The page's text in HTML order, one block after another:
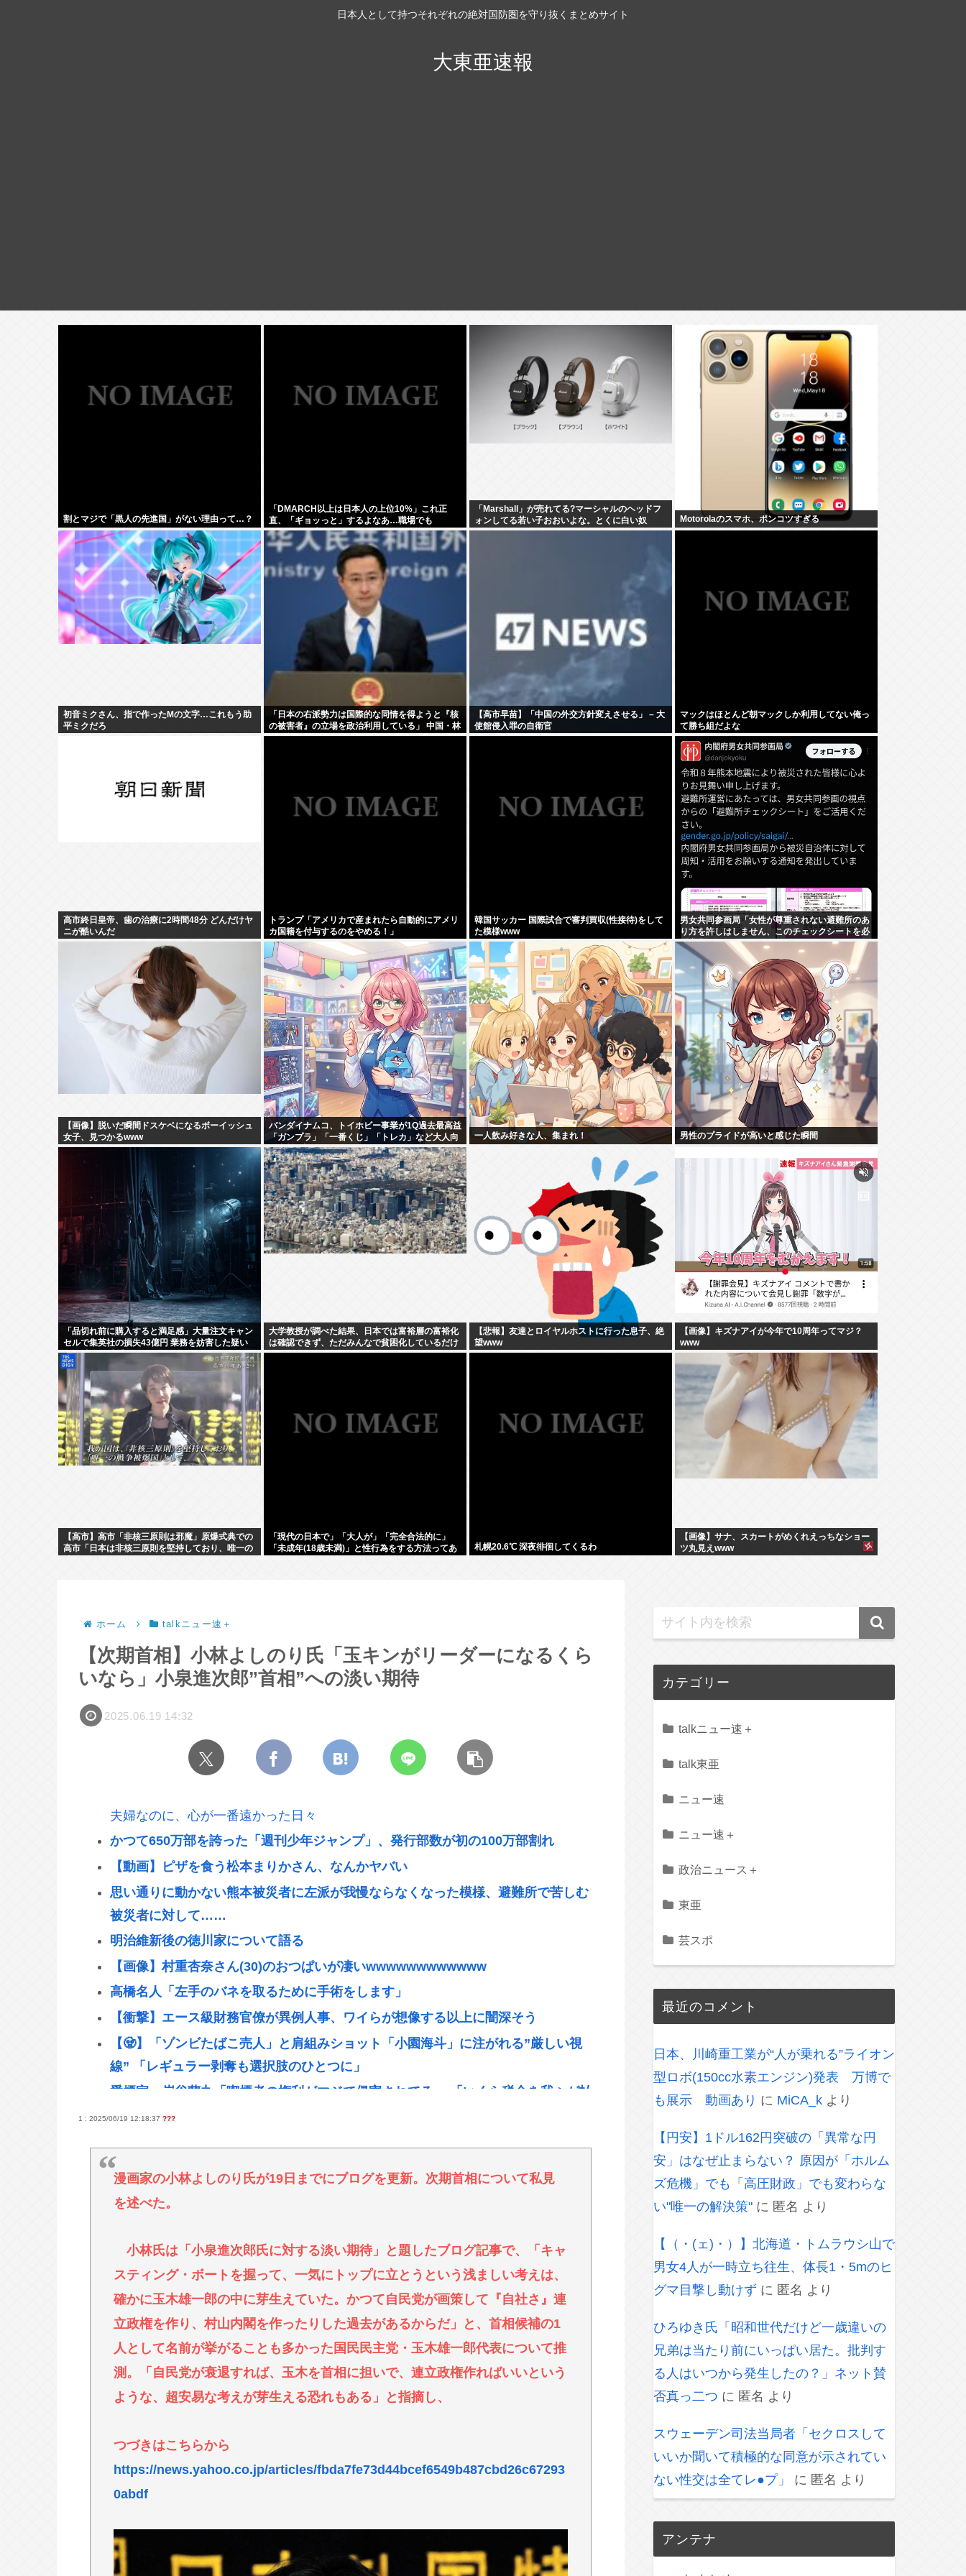
日本人として持つそれぞれの絶対国防圏を守り抜くまとめサイト
大東亜速報
割とマジで「黒人の先進国」がない理由って…？
「DMARCH以上は日本人の上位10%」これ正
直、「ギョッっと」するよなあ…職場でも
MARCH同以下の低学歴とかあんまり観ない
「Marshall」が売れてる?マーシャルのヘッドフ
ォンしてる若い子おおいよな。とくに白い奴
Motorolaのスマホ、ポンコツすぎる
初音ミクさん、指で作ったMの文字…これもう助
平ミクだろ
「日本の右派勢力は国際的な同情を得ようと『核
の被害者』の立場を政治利用している」 中国・林
剣副報道局長
【高市早苗】「中国の外交方針変えさせる」 – 大
使館侵入罪の自衛官
マックはほとんど朝マックしか利用してない俺っ
て勝ち組だよな
高市終日皇帝、歯の治療に2時間48分 どんだけヤ
ニが酷いんだ
トランプ「アメリカで産まれたら自動的にアメリ
カ国籍を付与するのをやめる！」
韓国サッカー 国際試合で審判買収(性接待)をして
た模様www
男女共同参画局「女性が尊重されない避難所のあ
り方を許しはしません、このチェックシートを必
ず遵守してください」
【画像】脱いだ瞬間ドスケベになるボーイッシュ
女子、見つかるwww
バンダイナムコ、トイホビー事業が1Q過去最高益
「ガンプラ」「一番くじ」「トレカ」など大人向
け商材好調で
一人飲み好きな人、集まれ！ 男性のプライドが高いと感じた瞬間
「品切れ前に購入すると満足感」大量注文キャン
セルで集英社の損失43億円 業務を妨害した疑い
で32歳女を逮捕
大学教授が調べた結果、日本では富裕層の富裕化
は確認できず、ただみんなで貧困化しているだけ
だった
【悲報】友達とロイヤルホストに行った息子、絶
望www
【画像】キズナアイが今年で10周年ってマジ？
www
【高市】高市「非核三原則は邪魔」原爆式典での
高市「日本は非核三原則を堅持しており、唯一の
「現代の日本で」「大人が」「完全合法的に」
「未成年(18歳未満)」と性行為をする方法ってあ
札幌20.6℃ 深夜徘徊してくるわ
【画像】サナ、スカートがめくれえっちなショー
ツ丸見えwww
ホーム talkニュー速＋
【次期首相】小林よしのり氏「玉キンがリーダーになるくら
いなら」小泉進次郎”首相”への淡い期待
2025.06.19 14:32
夫婦なのに、心が一番遠かった日々
かつて650万部を誇った「週刊少年ジャンプ」、発行部数が初の100万部割れ
【動画】ピザを食う松本まりかさん、なんかヤバい
思い通りに動かない熊本被災者に左派が我慢ならなくなった模様、避難所で苦しむ
被災者に対して……
明治維新後の徳川家について語る
【画像】村重杏奈さん(30)のおつぱいが凄いwwwwwwwwwwww
高橋名人「左手のバネを取るために手術をします」
【衝撃】エース級財務官僚が異例人事、ワイらが想像する以上に闇深そう
【🧟】「ゾンビたばこ売人」と肩組みショット「小園海斗」に注がれる”厳しい視
線” 「レギュラー剥奪も選択肢のひとつに」
愛煙家・岸谷蘭丸「喫煙者の権利がマジで侵害されてる」 「いくら税金を我々が払
ってるんだと」
被児童搾取センター」から情報提供があり捜査
財務省のエース、左遷
【画像】海外女コスプレイヤーさん、スタイルの良さで日本人を圧倒してしまう
【高市】 糖尿病内科クリニック、待合室に『ドカ食いダイスキ！もちづきさん』を
Powered by livedoor 相互RSS
1 : 2025/06/19 12:18:37 ???
漫画家の小林よしのり氏が19日までにブログを更新。次期首相について私見
を述べた。
小林氏は「小泉進次郎氏に対する淡い期待」と題したブログ記事で、「キャ
スティング・ボートを握って、一気にトップに立とうという浅ましい考えは、
確かに玉木雄一郎の中に芽生えていた。かつて自民党が画策して『自社さ』連
立政権を作り、村山内閣を作ったりした過去があるからだ」と、首相候補の1
人として名前が挙がることも多かった国民民主党・玉木雄一郎代表について推
測。「自民党が衰退すれば、玉木を首相に担いで、連立政権作ればいいという
ような、超安易な考えが芽生える恐れもある」と指摘し、
つづきはこちらから
https://news.yahoo.co.jp/articles/fbda7fe73d44bcef6549b487cbd26c67293
0abdf
カテゴリー
talkニュー速＋
talk東亜
ニュー速
ニュー速＋
政治ニュース＋
東亜
芸スポ
最近のコメント
日本、川崎重工業が“人が乗れる”ライオン
型ロボ(150cc水素エンジン)発表 万博で
も展示 動画あり に MiCA_k より
【円安】1ドル162円突破の「異常な円
安」はなぜ止まらない？ 原因が「ホルム
ズ危機」でも「高圧財政」でも変わらな
い"唯一の解決策" に 匿名 より
【（・(ェ)・）】北海道・トムラウシ山で
男女4人が一時立ち往生、体長1・5mのヒ
グマ目撃し動けず に 匿名 より
ひろゆき氏「昭和世代だけど一歳違いの
兄弟は当たり前にいっぱい居た。批判す
る人はいつから発生したの？」ネット賛
否真っ二つ に 匿名 より
スウェーデン司法当局者「セクロスして
いいか聞いて積極的な同意が示されてい
ない性交は全てレ●プ」
に 匿名 より
アンテナ